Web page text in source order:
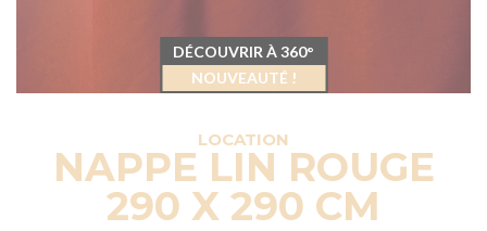
LOCATION
NAPPE LIN ROUGE
290 X 290 CM
DÉCOUVRIR À 360°
NOUVEAUTÉ !